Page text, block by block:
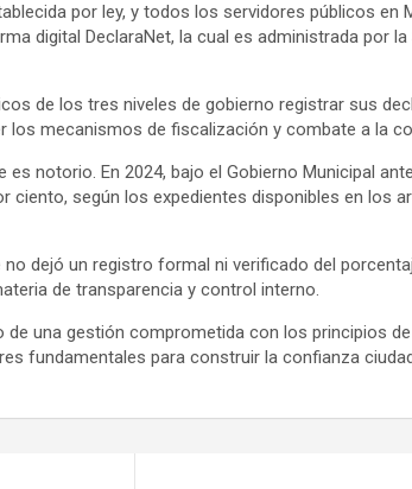
por ley, y todos los servidores públicos en
digital DeclaraNet, la cual es administrada por
de los tres niveles de gobierno registrar sus
los mecanismos de fiscalización y combate a la
notorio. En 2024, bajo el Gobierno Municipal
ciento, según los expedientes disponibles en los
dejó un registro formal ni verificado del
de transparencia y control interno.
una gestión comprometida con los principios
fundamentales para construir la confianza